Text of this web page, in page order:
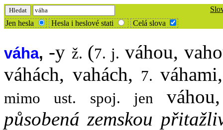
Jen hesla
Hesla i heslové stati Celá slova
váha, -y ž. (7. j. váhou,
váhách, vahách, 7.
mimo ust. spoj. jen
působená zemskou